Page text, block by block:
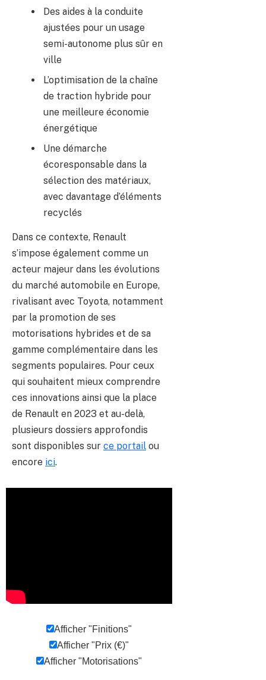
Des aides à la conduite
ajustées pour un usage
semi-autonome plus sûr en
ville
L’optimisation de la chaîne
de traction hybride pour
une meilleure économie
énergétique
Une démarche
écoresponsable dans la
sélection des matériaux,
avec davantage d’éléments
recyclés
Dans ce contexte, Renault
s’impose également comme un
acteur majeur dans les évolutions
du marché automobile en Europe,
rivalisant avec Toyota, notamment
par la promotion de ses
motorisations hybrides et de sa
gamme complémentaire dans les
segments populaires. Pour ceux
qui souhaitent mieux comprendre
ces innovations ainsi que la place
de Renault en 2023 et au-delà,
plusieurs dossiers approfondis
sont disponibles sur ce portail ou
encore ici.
Afficher "Finitions"
Afficher "Prix (€)"
Afficher "Motorisations"